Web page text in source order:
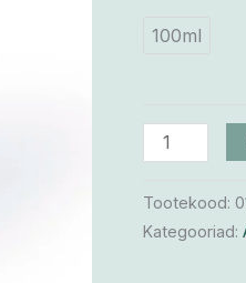
100ml
Tootekood:
Kategooriad: